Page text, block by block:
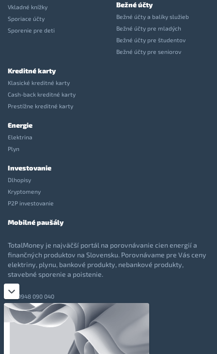
Vkladné knížky
Sporiace účty
Sporenie pre deti
Bežné účty
Bežné účty a balíky služieb
Bežné účty pre mladých
Bežné účty pre študentov
Bežné účty pre seniorov
Kreditné karty
Klasické kreditné karty
Cash-back kreditné karty
Prestížne kreditné karty
Energie
Elektrina
Plyn
Investovanie
Dlhopisy
Kryptomeny
P2P investovanie
Mobilné paušály
TotalMoney je najväčší portál na porovnávanie cien energií a
finančných produktov na Slovensku. Porovnávame pre Vás ceny
elektriny, plynu, bankové produkty, nebankové produkty,
stavebné sporenie a poistenie.
0948 090 040
+421 948 090 051
info@totalmoney.sk
Levočská 866, Poprad, 058 01